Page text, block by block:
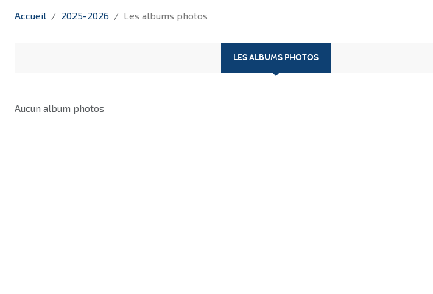
Accueil 2025-2026 Les albums photos
LES ALBUMS PHOTOS
Aucun album photos